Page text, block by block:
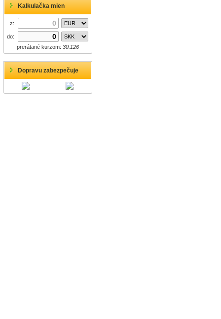
Kalkulačka mien
z:
do:
prerátané kurzom: 30.126
Dopravu zabezpečuje